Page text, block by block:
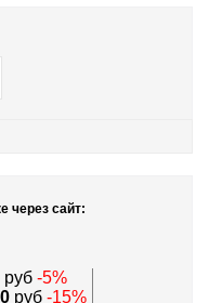
через сайт:
руб -5%
руб -15%